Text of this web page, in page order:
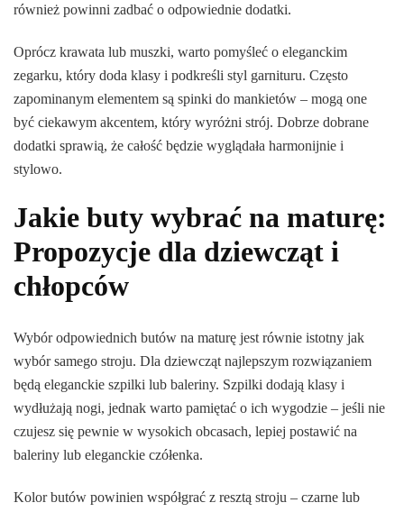
również powinni zadbać o odpowiednie dodatki.
Oprócz krawata lub muszki, warto pomyśleć o eleganckim
zegarku, który doda klasy i podkreśli styl garnituru. Często
zapominanym elementem są spinki do mankietów – mogą one
być ciekawym akcentem, który wyróżni strój. Dobrze dobrane
dodatki sprawią, że całość będzie wyglądała harmonijnie i
stylowo.
Jakie buty wybrać na maturę:
Propozycje dla dziewcząt i
chłopców
Wybór odpowiednich butów na maturę jest równie istotny jak
wybór samego stroju. Dla dziewcząt najlepszym rozwiązaniem
będą eleganckie szpilki lub baleriny. Szpilki dodają klasy i
wydłużają nogi, jednak warto pamiętać o ich wygodzie – jeśli nie
czujesz się pewnie w wysokich obcasach, lepiej postawić na
baleriny lub eleganckie czółenka.
Kolor butów powinien współgrać z resztą stroju – czarne lub